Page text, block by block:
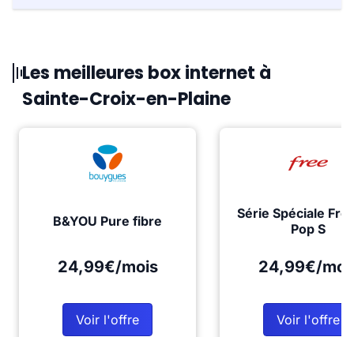
Les meilleures box internet à
Sainte-Croix-en-Plaine
B&YOU Pure fibre
24,99€/mois
Voir l'offre
Série Spéciale
Pop S
24,99€/
Voir l'offre